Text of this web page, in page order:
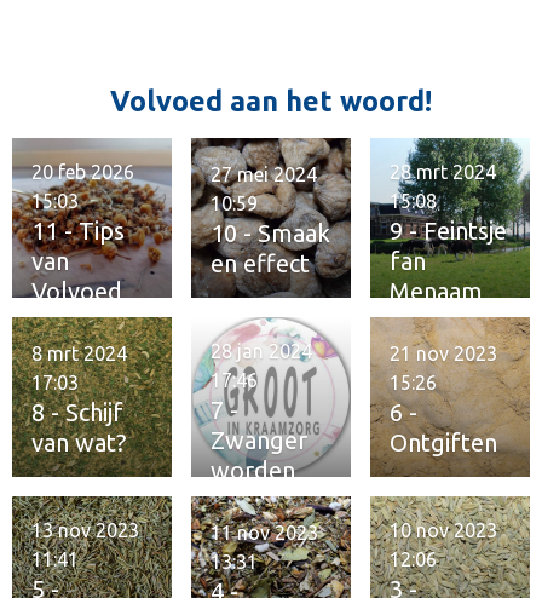
r
r
e
n
Volvoed aan het woord!
11 - Tips
van
Volvoed
20 feb 2026
15:03
10 - Smaak
en effect
27 mei 2024
10:59
9 - Feintsje
fan
Menaam
28 mrt 2024
15:08
8 - Schijf
van wat?
8 mrt 2024
17:03
7 -
Zwanger
worden
28 jan 2024
17:46
6 -
Ontgiften
21 nov 2023
15:26
5 -
13 nov 2023
11:41
4 -
11 nov 2023
13:31
3 -
10 nov 2023
12:06